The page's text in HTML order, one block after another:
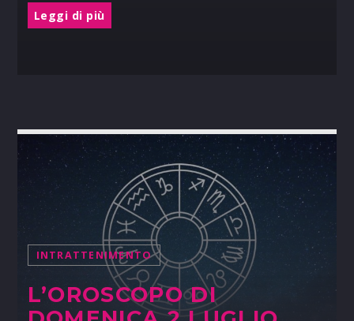
Leggi di più
INTRATTENIMENTO
L’OROSCOPO DI